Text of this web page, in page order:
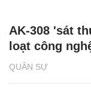
QUÂN SỰ
AK-308 'sát
loạt công